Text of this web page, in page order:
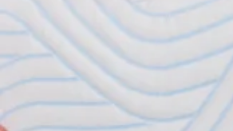
Latex topmadrasser 80x200
Se flere størrelser
Memoryskum topmadrasser
Memoryskum topmadrasser 180x210
Memoryskum topmadrasser 180x200
Memoryskum topmadrasser 160x200
Memoryskum topmadrasser 140x200
Memoryskum topmadrasser 120x200